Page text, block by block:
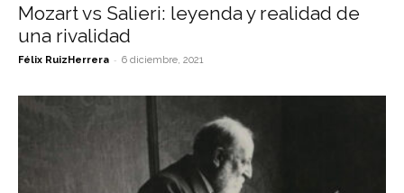
Mozart vs Salieri: leyenda y realidad de
una rivalidad
Félix RuizHerrera - 6 diciembre, 2021